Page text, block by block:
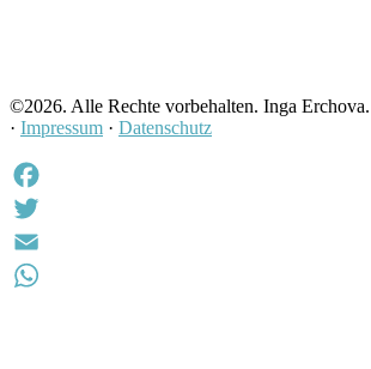
©2026. Alle Rechte vorbehalten. Inga Erchova.
· Impressum · Datenschutz
Facebook
Twitter
Email